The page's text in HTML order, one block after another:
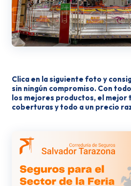
Clica en la siguiente foto y
sin ningún compromiso. Con
los mejores productos, el mejor
coberturas y todo a un precio